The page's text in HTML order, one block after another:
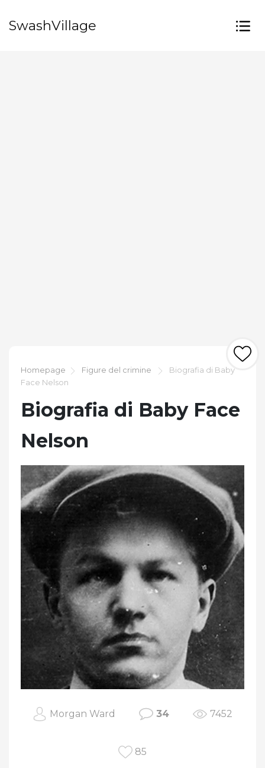
SwashVillage
Homepage Figure del crimine
Biografia di Baby
Face Nelson
Biografia di Baby Face
Nelson
Morgan Ward 34 7452
85